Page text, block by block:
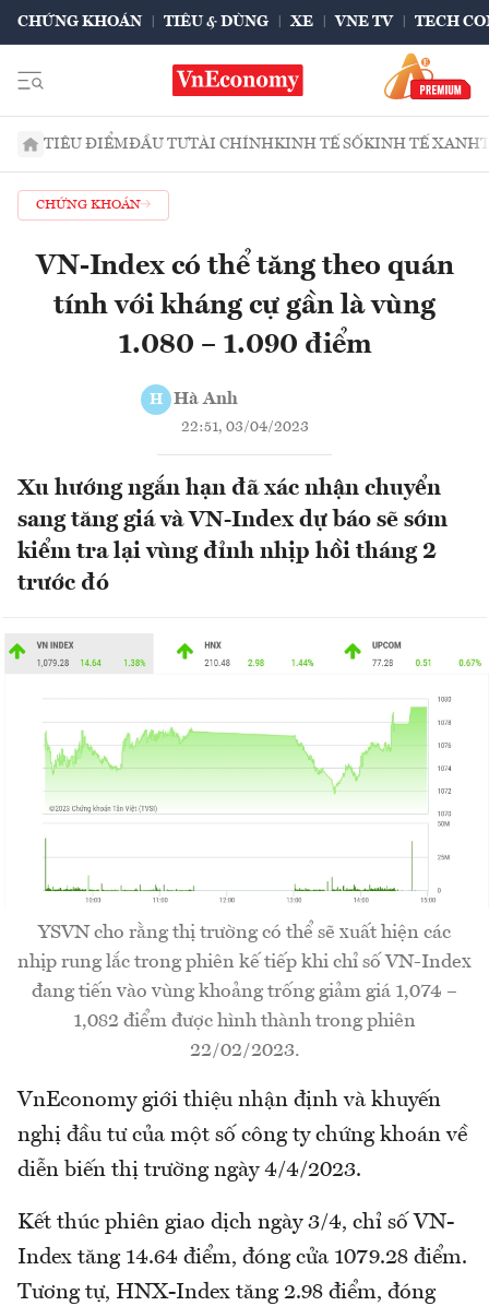
CHỨNG KHOÁN TIÊU & DÙNG XE VNE TV TECH
TIÊU ĐIỂMĐẦU TƯTÀI CHÍNHKINH TẾ SỐKINH TẾ XANH
CHỨNG KHOÁN
VN-Index có thể tăng theo quán
tính với kháng cự gần là vùng
1.080 – 1.090 điểm
H Hà Anh
22:51, 03/04/2023
Xu hướng ngắn hạn đã xác nhận chuyển
sang tăng giá và VN-Index dự báo sẽ sớm
kiểm tra lại vùng đỉnh nhịp hồi tháng 2
trước đó
YSVN cho rằng thị trường có thể sẽ xuất hiện các
nhịp rung lắc trong phiên kế tiếp khi chỉ số VN-Index
đang tiến vào vùng khoảng trống giảm giá 1,074 –
1,082 điểm được hình thành trong phiên
22/02/2023.
VnEconomy giới thiệu nhận định và khuyến
nghị đầu tư của một số công ty chứng khoán về
diễn biến thị trường ngày 4/4/2023.
Kết thúc phiên giao dịch ngày 3/4, chỉ số VN-
Index tăng 14.64 điểm, đóng cửa 1079.28 điểm.
Tương tự, HNX-Index tăng 2.98 điểm, đóng